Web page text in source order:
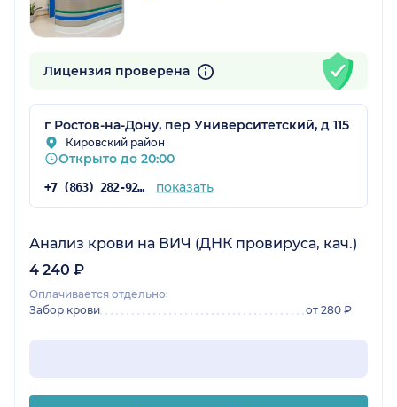
Лицензия проверена
г Ростов-на-Дону, пер Университетский, д 115
Кировский район
Открыто до 20:00
+7 (863) 282-92-97 показать
Анализ крови на ВИЧ (ДНК провируса, кач.)
4 240 ₽
Оплачивается отдельно:
Забор крови
от 280 ₽